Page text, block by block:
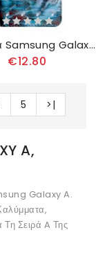
Κάλυμμα Samsung Galaxy A13 5G Τίγρης Στο Νερό
€12.80
5 >|
A,
Galaxy A.
Τη Σειρά A Της